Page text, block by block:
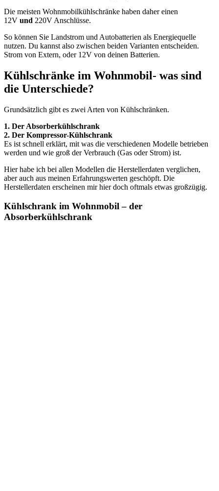
Die meisten Wohnmobilkühlschränke haben daher einen
12V und 220V Anschlüsse.
So können Sie Landstrom und Autobatterien als Energiequelle
nutzen. Du kannst also zwischen beiden Varianten entscheiden.
Strom von Extern, oder 12V von deinen Batterien.
Kühlschränke im Wohnmobil- was sind
die Unterschiede?
Grundsätzlich gibt es zwei Arten von Kühlschränken.
1. Der Absorberkühlschrank
2. Der Kompressor-Kühlschrank
Es ist schnell erklärt, mit was die verschiedenen Modelle betrieben
werden und wie groß der Verbrauch (Gas oder Strom) ist.
Hier habe ich bei allen Modellen die Herstellerdaten verglichen,
aber auch aus meinen Erfahrungswerten geschöpft. Die
Herstellerdaten erscheinen mir hier doch oftmals etwas großzügig.
Kühlschrank im Wohnmobil – der
Absorberkühlschrank